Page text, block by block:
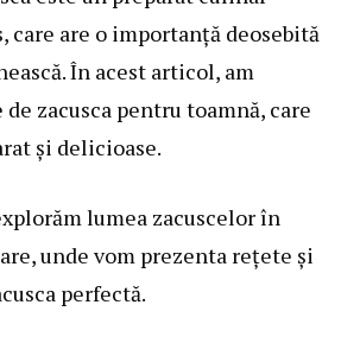
care are o importanță deosebită
În acest articol, am
zacusca pentru toamnă, care
și delicioase.
lumea zacuscelor în
unde vom prezenta rețete și
perfectă.